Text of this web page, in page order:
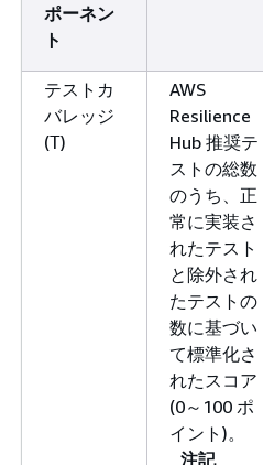
ポーネン
ト
テストカ
バレッジ
(T)
AWS
Resilience
Hub 推奨テ
ストの総数
のうち、正
常に実装さ
れたテスト
と除外され
たテストの
数に基づい
て標準化さ
れたスコア
(0～100 ポ
イント)。
注記